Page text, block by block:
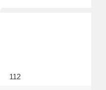
112